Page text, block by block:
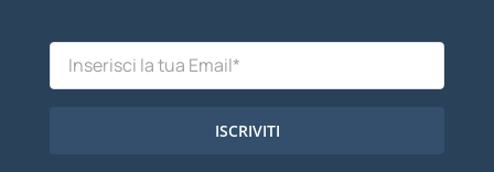
ISCRIVITI